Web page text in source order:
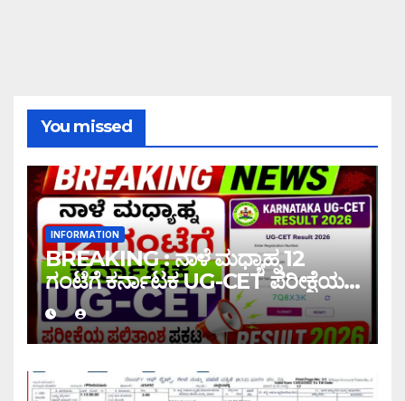
You missed
INFORMATION
BREAKING : ನಾಳೆ ಮಧ್ಯಾಹ್ನ 12
ಗಂಟೆಗೆ ಕರ್ನಾಟಕ UG-CET ಪರೀಕ್ಷೆಯ
ಫಲಿತಾಂಶ ಪ್ರಕಟ |UG-CET Result
2026